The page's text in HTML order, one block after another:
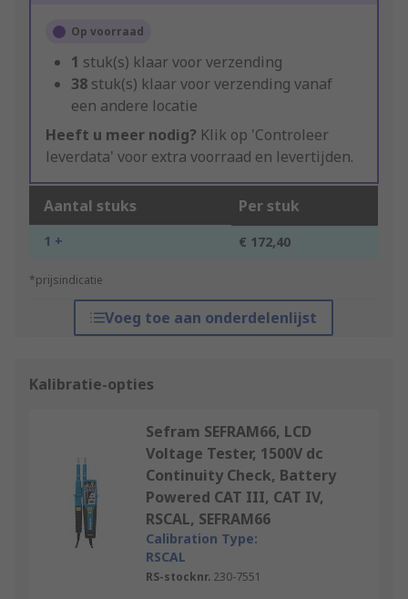
Op voorraad
1 stuk(s) klaar voor verzending
38 stuk(s) klaar voor verzending vanaf
een andere locatie
Heeft u meer nodig? Klik op 'Controleer
leverdata' voor extra voorraad en levertijden.
Aantal stuks Per stuk
1 + € 172,40
*prijsindicatie
Voeg toe aan onderdelenlijst
Kalibratie-opties
Sefram SEFRAM66, LCD
Voltage Tester, 1500V dc
Continuity Check, Battery
Powered CAT III, CAT IV,
RSCAL, SEFRAM66
Calibration Type:
RSCAL
RS-stocknr. 230-7551